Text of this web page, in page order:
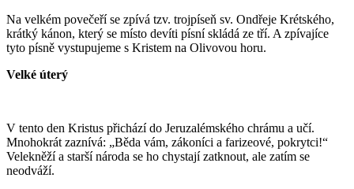
Na velkém povečeří se zpívá tzv. trojpíseň sv. Ondřeje Krétského,
krátký kánon, který se místo devíti písní skládá ze tří. A zpívajíce
tyto písně vystupujeme s Kristem na Olivovou horu.
Velké úterý
V tento den Kristus přichází do Jeruzalémského chrámu a učí.
Mnohokrát zaznívá: „Běda vám, zákoníci a farizeové, pokrytci!“
Velekněží a starší národa se ho chystají zatknout, ale zatím se
neodváží.